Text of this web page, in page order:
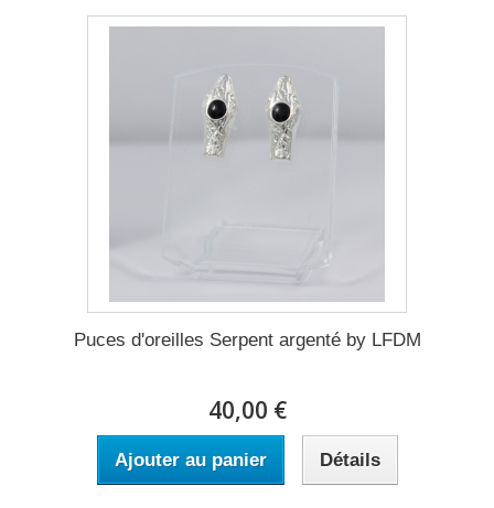
Puces d'oreilles Serpent argenté by LFDM
40,00 €
Ajouter au panier Détails